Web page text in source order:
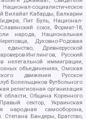
социалистическое
Вилайат Кабарды, Балкарии
Пит Буль, Национал-
союз, Формат-18,
народа, Национальная
Духовно-Родовая
Древнерусской
Инглингов, Русский
нелегальной иммиграции,
объединениях, Омская
движения Русское
Болельщиков Футбольного
религиозная организация
области, Община Коренного
сектор, Украинская
народная самооборона,
Степана Бандеры, Братство,